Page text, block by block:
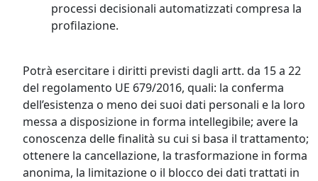
processi decisionali automatizzati compresa la
profilazione.
Potrà esercitare i diritti previsti dagli artt. da 15 a 22
del regolamento UE 679/2016, quali: la conferma
dell’esistenza o meno dei suoi dati personali e la loro
messa a disposizione in forma intellegibile; avere la
conoscenza delle finalità su cui si basa il trattamento;
ottenere la cancellazione, la trasformazione in forma
anonima, la limitazione o il blocco dei dati trattati in